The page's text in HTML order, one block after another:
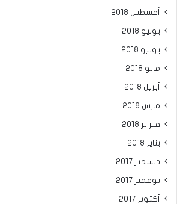
أغسطس 2018
يوليو 2018
يونيو 2018
مايو 2018
أبريل 2018
مارس 2018
فبراير 2018
يناير 2018
ديسمبر 2017
نوفمبر 2017
أكتوبر 2017